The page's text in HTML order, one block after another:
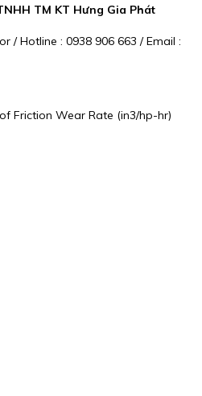
TM KT Hưng Gia Phát
/ Hotline : 0938 906 663 / Email :
Friction Wear Rate (in3/hp-hr)